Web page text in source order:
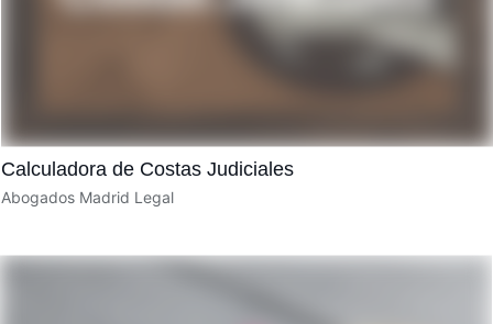
Calculadora de Costas Judiciales
Abogados Madrid Legal